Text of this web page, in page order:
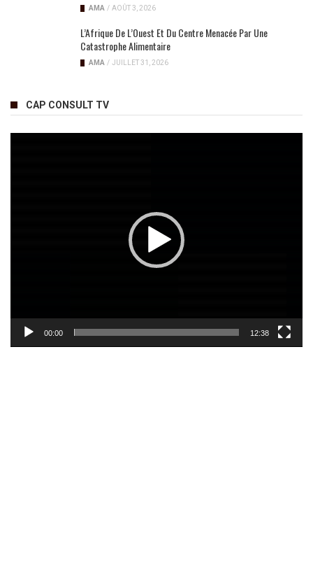
AMA / AOÛT 3, 2026
L’Afrique De L’Ouest Et Du Centre Menacée Par Une
Catastrophe Alimentaire
AMA / JUILLET 31, 2026
CAP CONSULT TV
00:00 12:38